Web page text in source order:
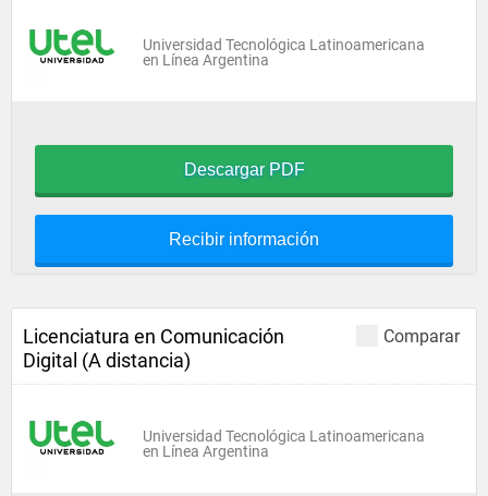
Universidad Tecnológica Latinoamericana
en Línea Argentina
Descargar PDF
Recibir información
Comparar
Licenciatura en Comunicación
Digital (A distancia)
Universidad Tecnológica Latinoamericana
en Línea Argentina